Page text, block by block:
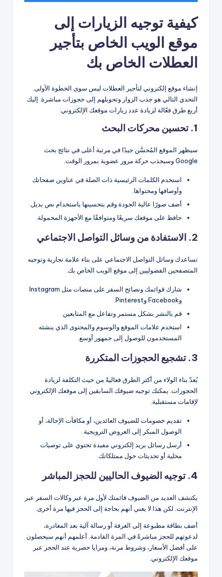
كيفية توجيه الزيارات إلى
موقع الويب الخاص بتأجير
العطلات الخاص بك
إنشاء موقع إلكتروني لتأجير العطلات ليس سوى الخطوة الأولى.
التحدي التالي هو جذب الزوار وتحويلهم إلى حجوزات مباشرة. إليك
أربع طرق فعّالة لزيادة عدد زيارات موقعك الإلكتروني:
1. تحسين محركات البحث
سيظهر الموقع المُحسَّن جيدًا في مرتبة أعلى في نتائج بحث
Google وسيجذب حركة مرور عضوية بمرور الوقت.
استخدم الكلمات الرئيسية ذات الصلة في عناوين صفحاتك
وأوصافها ومحتواها.
أضف صورًا عالية الجودة وقم بتحسينها باستخدام نص بديل.
حافظ على موقعك سريعًا ومتوافقًا مع الأجهزة المحمولة.
2. الاستفادة من وسائل التواصل الاجتماعي
تساعدك وسائل التواصل الاجتماعي على بناء علامة تجارية وتوجيه
المتصفحين الفضوليين إلى موقع الويب الخاص بك.
شارك قوائمك ونصائح السفر على منصات مثل Instagram
وFacebook وPinterest.
قم بالنشر بشكل مستمر وتفاعل مع المتابعين.
استخدم علامات الموقع والوسوم والمحتوى الذي ينشئه
المستخدمون للوصول إلى جمهور أوسع.
3. تشجيع الحجوزات المتكررة
يُعدّ بناء الولاء من أكثر الطرق فعاليةً من حيث التكلفة لزيادة
الحجوزات. يمكنك توجيه ضيوفك السابقين إلى موقعك الإلكتروني
لإقامات مستقبلية.
تقديم خصومات للضيوف العائدين، أو مكافآت الإحالة، أو
الوصول المبكر إلى العروض الترويجية.
أرسل رسائل بريد إلكتروني مفيدة تحتوي على توصيات
محلية أو تحديثات حول ممتلكاتك.
4. توجيه الضيوف الحاليين للحجز المباشر
يكتشف العديد من الضيوف قائمتك لأول مرة عبر وكالات السفر عبر
الإنترنت. لكن هذا لا يعني أنهم بحاجة إلى الحجز فيها مرة أخرى.
أضف بطاقة مطبوعة إلى الغرفة أو رسالة آلية بعد المغادرة،
لدعوتهم للحجز مباشرةً في المرة القادمة. أعلمهم أنهم سيحصلون
على أفضل الأسعار، وشروط مرنة، ومزايا حصرية عند الحجز عبر
موقعك الإلكتروني.